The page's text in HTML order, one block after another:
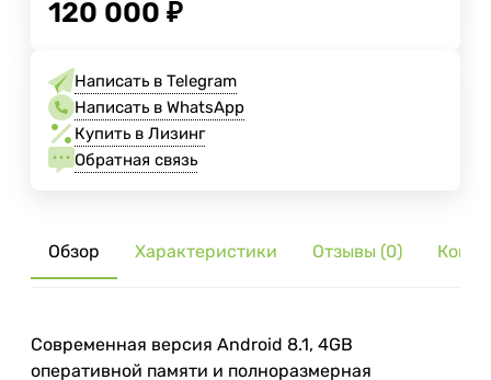
120 000 ₽
Написать в Telegram
Написать в WhatsApp
Купить в Лизинг
Обратная связь
Обзор Характеристики Отзывы (0)
Современная версия Android 8.1, 4GB
оперативной памяти и полноразмерная